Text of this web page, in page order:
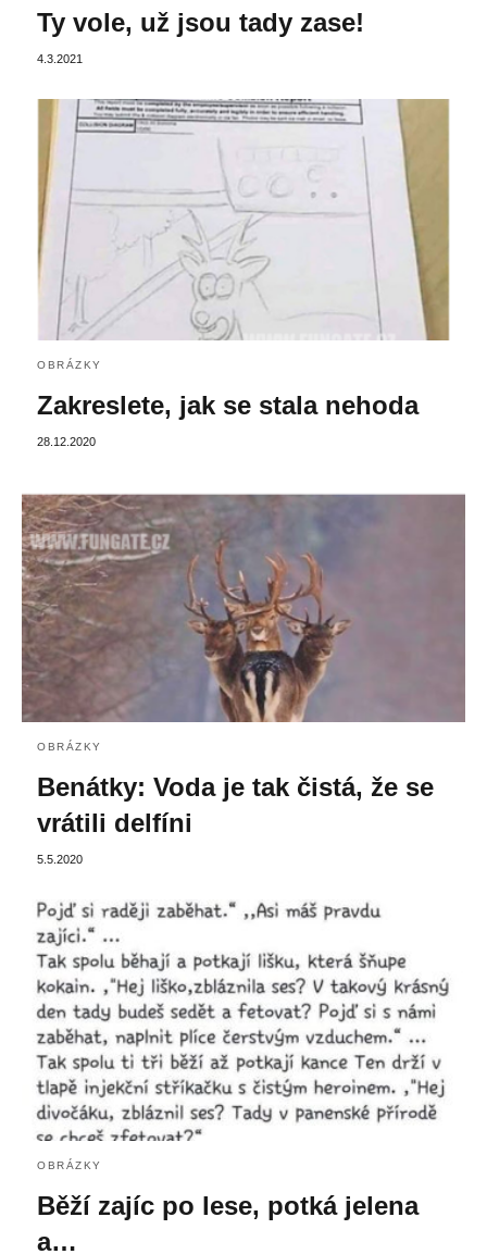
Ty vole, už jsou tady zase!
4.3.2021
OBRÁZKY
Zakreslete, jak se stala nehoda
28.12.2020
OBRÁZKY
Benátky: Voda je tak čistá, že se
vrátili delfíni
5.5.2020
OBRÁZKY
Běží zajíc po lese, potká jelena
a…